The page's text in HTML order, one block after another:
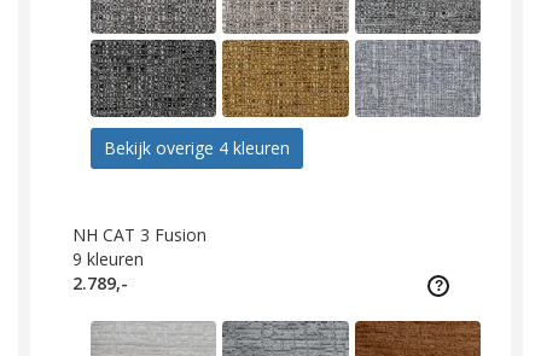
Bekijk overige 4 kleuren
NH CAT 3 Fusion
9 kleuren
2.789,-